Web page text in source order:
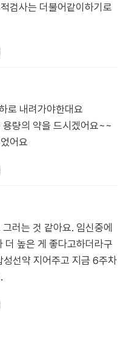
검사는 더불어같이하기로
로 내려가야한대요
량의 약을 드시겠어요~~
어요
러는 것 같아요. 임신중에
더 높은 게 좋다고하더라구
선약 지어주고 지금 6주차